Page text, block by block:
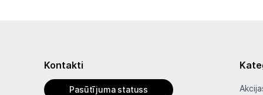
Kontakti
Pasūtījuma statuss